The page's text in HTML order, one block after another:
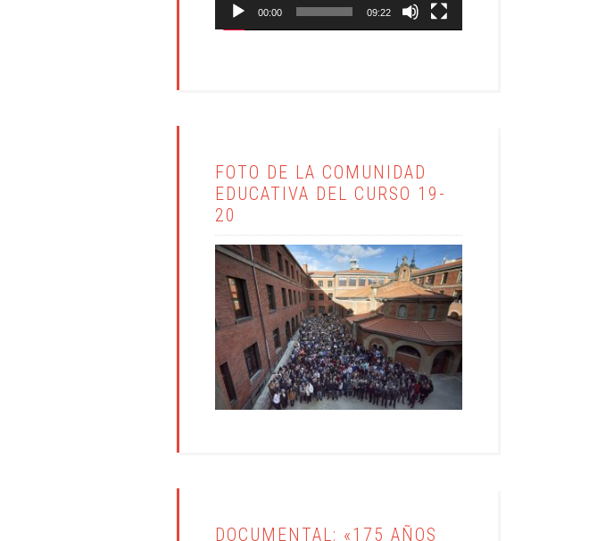
00:00 09:22
FOTO DE LA COMUNIDAD
EDUCATIVA DEL CURSO 19-
20
DOCUMENTAL: «175 AÑOS